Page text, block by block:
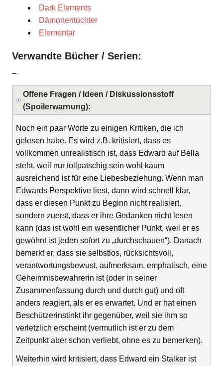
Dark Elements
Dämonentochter
Elementar
Verwandte Bücher / Serien:
–
Offene Fragen / Ideen / Diskussionsstoff
(Spoilerwarnung):
Noch ein paar Worte zu einigen Kritiken, die ich
gelesen habe. Es wird z.B. kritisiert, dass es
vollkommen unrealistisch ist, dass Edward auf Bella
steht, weil nur tollpatschig sein wohl kaum
ausreichend ist für eine Liebesbeziehung. Wenn man
Edwards Perspektive liest, dann wird schnell klar,
dass er diesen Punkt zu Beginn nicht realisiert,
sondern zuerst, dass er ihre Gedanken nicht lesen
kann (das ist wohl ein wesentlicher Punkt, weil er es
gewöhnt ist jeden sofort zu „durchschauen“). Danach
bemerkt er, dass sie selbstlos, rücksichtsvoll,
verantwortungsbewust, aufmerksam, emphatisch, eine
Geheimnisbewahrerin ist (oder in seiner
Zusammenfassung durch und durch gut) und oft
anders reagiert, als er es erwartet. Und er hat einen
Beschützerinstinkt ihr gegenüber, weil sie ihm so
verletzlich erscheint (vermutlich ist er zu dem
Zeitpunkt aber schon verliebt, ohne es zu bemerken).
Weiterhin wird kritisiert, dass Edward ein Stalker ist